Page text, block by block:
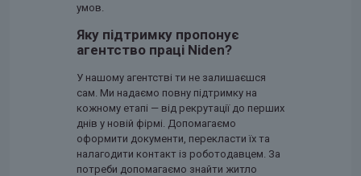
умов.
Яку підтримку пропонує
агентство праці Niden?
У нашому агентстві ти не залишаєшся
сам. Ми надаємо повну підтримку на
кожному етапі — від рекрутації до перших
днів у новій фірмі. Допомагаємо
оформити документи, перекласти їх та
налагодити контакт із роботодавцем. За
потреби допомагаємо знайти житло